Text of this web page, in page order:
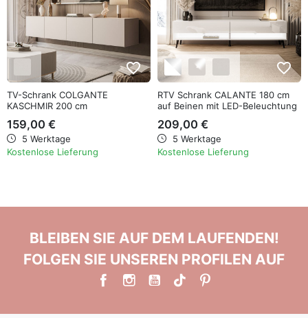
favorite_border
TV-Schrank COLGANTE
KASCHMIR 200 cm
159,00 €
5 Werktage
Kostenlose Lieferung
favorite_border
RTV Schrank CALANTE 180 cm
auf Beinen mit LED-Beleuchtung
209,00 €
5 Werktage
Kostenlose Lieferung
BLEIBEN SIE AUF DEM LAUFENDEN!
FOLGEN SIE UNSEREN PROFILEN AUF